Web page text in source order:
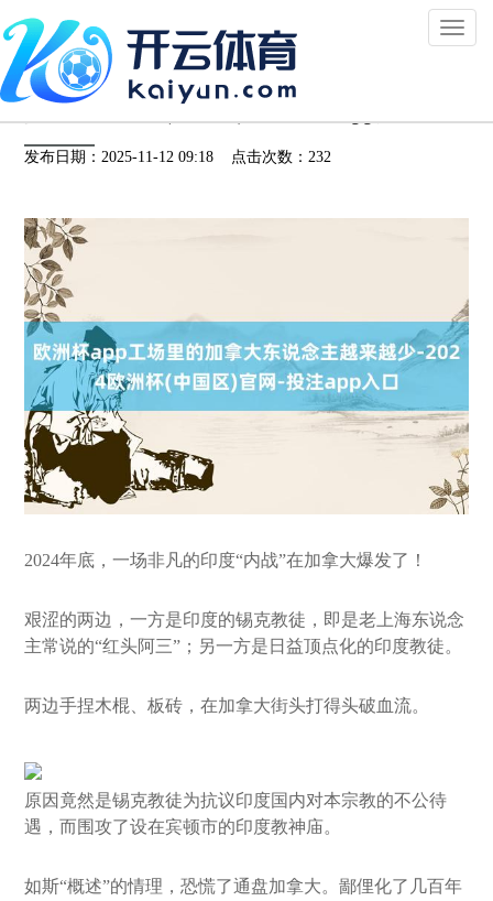
Toggle
欧洲杯app工场里的加拿大东说念主越来越
少-2024欧洲杯(中国区)官网-投注app入口
发布日期：2025-11-12 09:18 点击次数：232
2024年底，一场非凡的印度“内战”在加拿大爆发了！
艰涩的两边，一方是印度的锡克教徒，即是老上海东说念
主常说的“红头阿三”；另一方是日益顶点化的印度教徒。
两边手捏木棍、板砖，在加拿大街头打得头破血流。
原因竟然是锡克教徒为抗议印度国内对本宗教的不公待
遇，而围攻了设在宾顿市的印度教神庙。
如斯“概述”的情理，恐慌了通盘加拿大。鄙俚化了几百年